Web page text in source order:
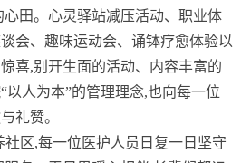
田。心灵驿站减压活动、职业体
会、趣味运动会、诵钵疗愈体验以
喜,别开生面的活动、内容丰富的
以人为本”的管理理念,也向每一位
礼赞。
社区,每一位医护人员日复一日坚守